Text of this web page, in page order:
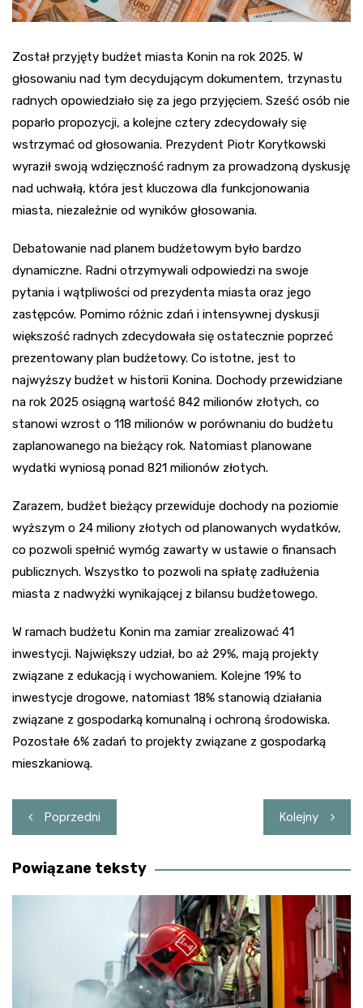
Został przyjęty budżet miasta Konin na rok 2025. W
głosowaniu nad tym decydującym dokumentem, trzynastu
radnych opowiedziało się za jego przyjęciem. Sześć osób nie
poparło propozycji, a kolejne cztery zdecydowały się
wstrzymać od głosowania. Prezydent Piotr Korytkowski
wyraził swoją wdzięczność radnym za prowadzoną dyskusję
nad uchwałą, która jest kluczowa dla funkcjonowania
miasta, niezależnie od wyników głosowania.
Debatowanie nad planem budżetowym było bardzo
dynamiczne. Radni otrzymywali odpowiedzi na swoje
pytania i wątpliwości od prezydenta miasta oraz jego
zastępców. Pomimo różnic zdań i intensywnej dyskusji
większość radnych zdecydowała się ostatecznie poprzeć
prezentowany plan budżetowy. Co istotne, jest to
najwyższy budżet w historii Konina. Dochody przewidziane
na rok 2025 osiągną wartość 842 milionów złotych, co
stanowi wzrost o 118 milionów w porównaniu do budżetu
zaplanowanego na bieżący rok. Natomiast planowane
wydatki wyniosą ponad 821 milionów złotych.
Zarazem, budżet bieżący przewiduje dochody na poziomie
wyższym o 24 miliony złotych od planowanych wydatków,
co pozwoli spełnić wymóg zawarty w ustawie o finansach
publicznych. Wszystko to pozwoli na spłatę zadłużenia
miasta z nadwyżki wynikającej z bilansu budżetowego.
W ramach budżetu Konin ma zamiar zrealizować 41
inwestycji. Największy udział, bo aż 29%, mają projekty
związane z edukacją i wychowaniem. Kolejne 19% to
inwestycje drogowe, natomiast 18% stanowią działania
związane z gospodarką komunalną i ochroną środowiska.
Pozostałe 6% zadań to projekty związane z gospodarką
mieszkaniową.
Nawigacja
wpisu
Poprzedni Kolejny
Powiązane teksty